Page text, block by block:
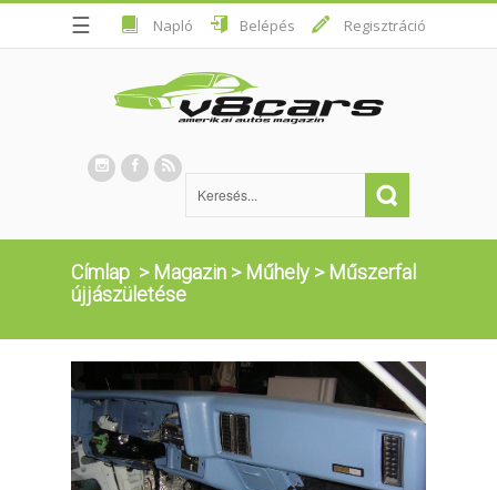
☰ Napló Belépés Regisztráció
Címlap > Magazin > Műhely > Műszerfal
újjászületése